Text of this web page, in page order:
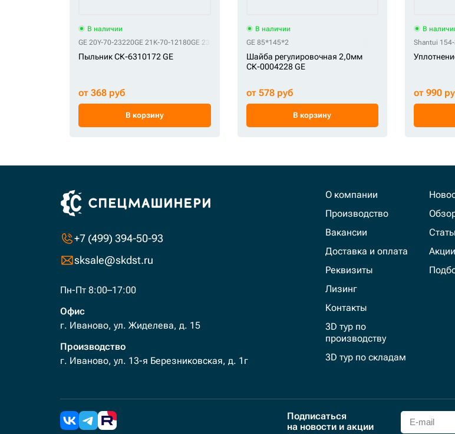
В наличии
GE 20Y-70-23220GE 21K-70-12180GE 235-7679
Пыльник СК-6310172 GE
от 368 руб
В корзину
В наличии
GE 85*145*2
Шайба регулировочная 2,0мм
СК-0004228 GE
от 578 руб
В корзину
В
Shantui
от 990
+7 (499) 394-50-93
sksale@skdst.ru
Пн-Пт 8:00–17:00
Офис
г. Иваново, ул. Жиделева, д. 15
Производство
г. Иваново, ул. 13-я Березниковская, д. 1г
О компании
Производство
Вакансии
Доставка и оплата
Реквизиты
Лизинг
Контакты
3D тур по
производству
3D тур по складам
Акции
Подписаться
на новости и акции